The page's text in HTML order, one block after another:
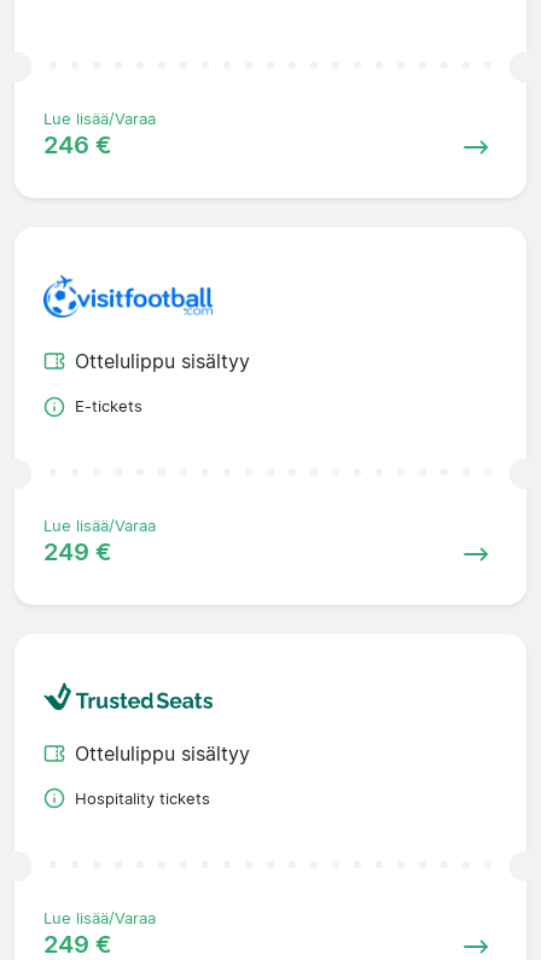
Lue lisää/Varaa
246 €
Ottelulippu sisältyy
E-tickets
Lue lisää/Varaa
249 €
Ottelulippu sisältyy
Hospitality tickets
Lue lisää/Varaa
249 €